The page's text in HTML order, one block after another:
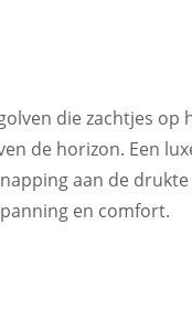
die zachtjes op
de horizon. Een
aan de
en comfort.